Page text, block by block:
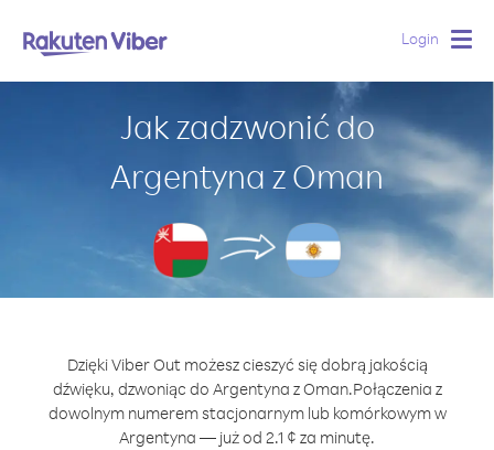
Login
Jak zadzwonić do
Argentyna z Oman
Dzięki Viber Out możesz cieszyć się dobrą jakością
dźwięku, dzwoniąc do Argentyna z Oman.Połączenia z
dowolnym numerem stacjonarnym lub komórkowym w
Argentyna — już od 2.1 ¢ za minutę.